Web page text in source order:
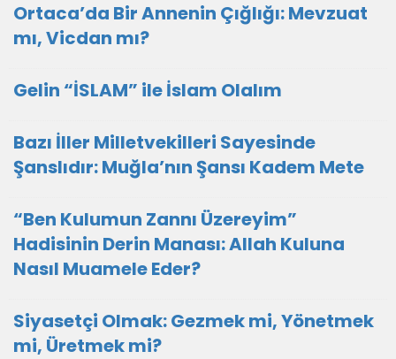
Ortaca’da Bir Annenin Çığlığı: Mevzuat
mı, Vicdan mı?
Gelin “İSLAM” ile İslam Olalım
Bazı İller Milletvekilleri Sayesinde
Şanslıdır: Muğla’nın Şansı Kadem Mete
“Ben Kulumun Zannı Üzereyim”
Hadisinin Derin Manası: Allah Kuluna
Nasıl Muamele Eder?
Siyasetçi Olmak: Gezmek mi, Yönetmek
mi, Üretmek mi?